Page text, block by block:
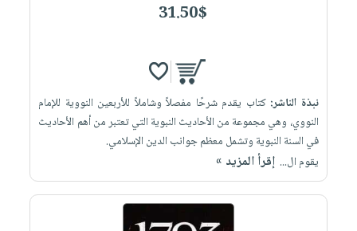
31.50$
نبذة الناشر:كتاب يقدم شرحًا مفصلاً وشاملاً للأربعين النووية للإمام
النووي، وهي مجموعة من الأحاديث النبوية التي تعتبر من أهم الأحاديث
في السنة النبوية وتشمل معظم جوانب الدين الإسلامي.
يقوم ال... إقرأ المزيد »